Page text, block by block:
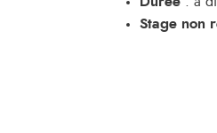
Stage non